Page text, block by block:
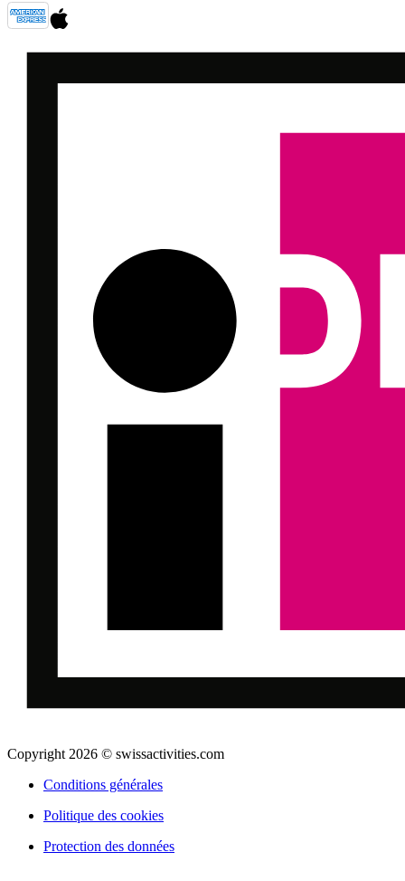
Copyright 2026 © swissactivities.com
Conditions générales
Politique des cookies
Protection des données